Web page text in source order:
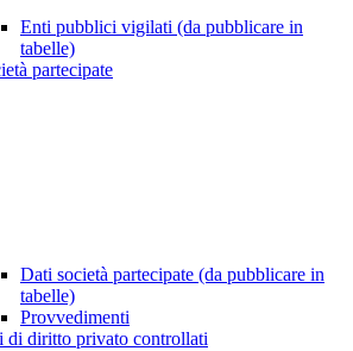
Enti pubblici vigilati (da pubblicare in
tabelle)
partecipate
Dati società partecipate (da pubblicare in
tabelle)
Provvedimenti
di diritto privato controllati